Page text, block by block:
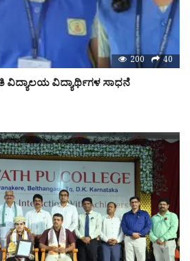
200 40
ವಿದ್ಯಾಲಯ ವಿದ್ಯಾರ್ಥಿಗಳ ಸಾಧನೆ